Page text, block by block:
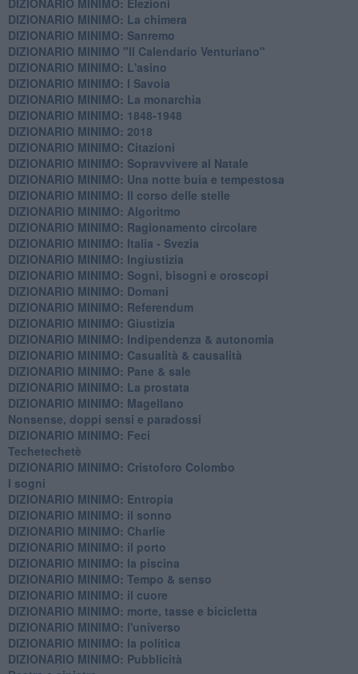
DIZIONARIO MINIMO: La chimera
DIZIONARIO MINIMO: Sanremo
DIZIONARIO MINIMO "Il Calendario Venturiano"
DIZIONARIO MINIMO: L'asino
DIZIONARIO MINIMO: I Savoia
DIZIONARIO MINIMO: La monarchia
DIZIONARIO MINIMO: 1848-1948
DIZIONARIO MINIMO: 2018
DIZIONARIO MINIMO: Citazioni
DIZIONARIO MINIMO: ​Sopravvivere al Natale
DIZIONARIO MINIMO: ​Una notte buia e tempestosa
DIZIONARIO MINIMO: Il corso delle stelle
DIZIONARIO MINIMO: Algoritmo
DIZIONARIO MINIMO: Ragionamento circolare
DIZIONARIO MINIMO: Italia - Svezia
DIZIONARIO MINIMO: ​Ingiustizia
DIZIONARIO MINIMO: ​Sogni, bisogni e oroscopi
DIZIONARIO MINIMO: Domani
DIZIONARIO MINIMO: Referendum
DIZIONARIO MINIMO: Giustizia
DIZIONARIO MINIMO: ​Indipendenza & autonomia
DIZIONARIO MINIMO: ​Casualità & causalità
​DIZIONARIO MINIMO: Pane & sale
DIZIONARIO MINIMO: La prostata
​DIZIONARIO MINIMO: Magellano
Nonsense, doppi sensi e paradossi
DIZIONARIO MINIMO: Feci
Techetechetè
DIZIONARIO MINIMO: Cristoforo Colombo
I sogni
DIZIONARIO MINIMO: Entropia
DIZIONARIO MINIMO: il sonno
DIZIONARIO MINIMO: Charlie
DIZIONARIO MINIMO: il porto
DIZIONARIO MINIMO: la piscina
DIZIONARIO MINIMO: Tempo & senso
DIZIONARIO MINIMO: il cuore
DIZIONARIO MINIMO: morte, tasse e bicicletta
DIZIONARIO MINIMO: l'universo
DIZIONARIO MINIMO: la politica
DIZIONARIO MINIMO: Pubblicità